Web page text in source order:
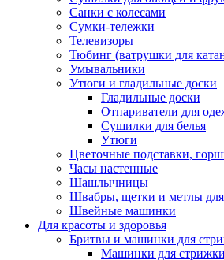
Санки с колесами
Сумки-тележки
Телевизоры
Тюбинг (ватрушки для
Умывальники
Утюги и гладильные доски
Гладильные доски
Отпариватели для
Сушилки для белья
Утюги
Цветочные подставки,
Часы настенные
Шашлычницы
Швабры, щетки и метлы
Швейные машинки
Для красоты и здоровья
Бритвы и машинки для
Машинки для стрижки